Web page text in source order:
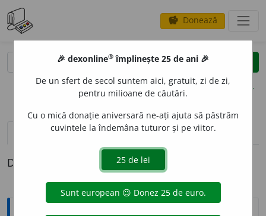
savings Donează
clear
opțiuni
definiții (1) pronunțievolume_up (50)
Definiția cu ID-ul 3252:
Explicative DEX
🎉 dexonline® împlinește 25 de ani 🎉
De un sfert de secol suntem aici, gratuit, zi de zi,
pentru milioane de căutări.
Cu o mică donație aniversară ne-ați ajuta să păstrăm
cuvintele la îndemâna tuturor și pe viitor.